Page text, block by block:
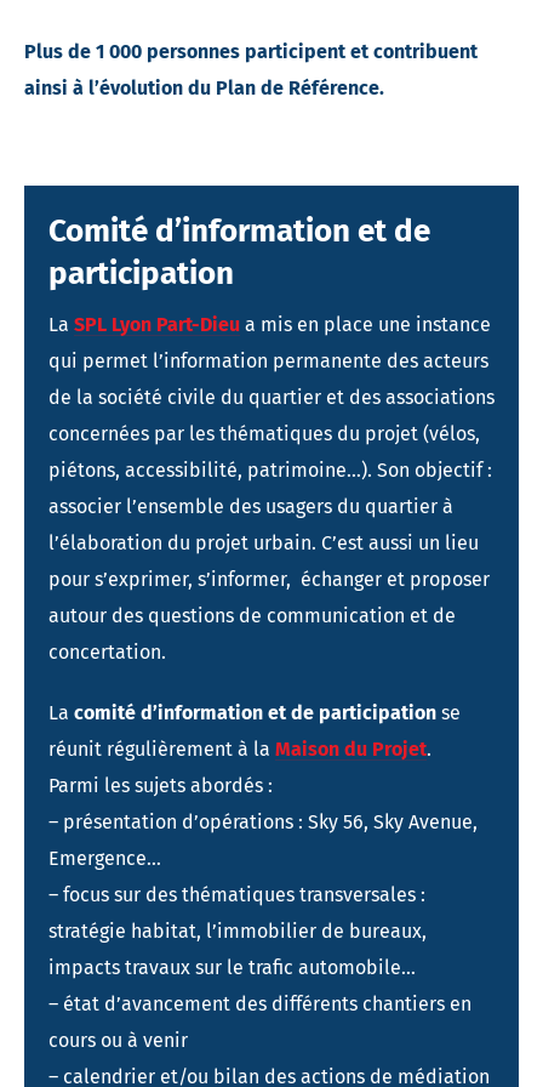
Plus de 1 000 personnes participent et contribuent
ainsi à l’évolution du Plan de Référence.
Comité d’information et de
participation
La SPL Lyon Part-Dieu a mis en place une instance
qui permet l’information permanente des acteurs
de la société civile du quartier et des associations
concernées par les thématiques du projet (vélos,
piétons, accessibilité, patrimoine…). Son objectif :
associer l’ensemble des usagers du quartier à
l’élaboration du projet urbain. C’est aussi un lieu
pour s’exprimer, s’informer, échanger et proposer
autour des questions de communication et de
concertation.
La comité d’information et de participation se
réunit régulièrement à la Maison du Projet.
Parmi les sujets abordés :
– présentation d’opérations : Sky 56, Sky Avenue,
Emergence…
– focus sur des thématiques transversales :
stratégie habitat, l’immobilier de bureaux,
impacts travaux sur le trafic automobile…
– état d’avancement des différents chantiers en
cours ou à venir
– calendrier et/ou bilan des actions de médiation